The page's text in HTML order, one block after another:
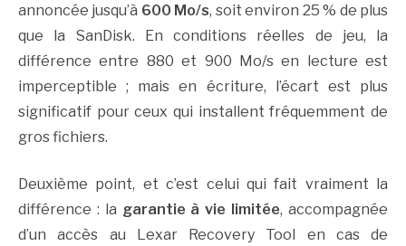
annoncée jusqu’à 600 Mo/s, soit environ 25 % de plus
que la SanDisk. En conditions réelles de jeu, la
différence entre 880 et 900 Mo/s en lecture est
imperceptible ; mais en écriture, l’écart est plus
significatif pour ceux qui installent fréquemment de
gros fichiers.
Deuxième point, et c’est celui qui fait vraiment la
différence : la garantie à vie limitée, accompagnée
d’un accès au Lexar Recovery Tool en cas de